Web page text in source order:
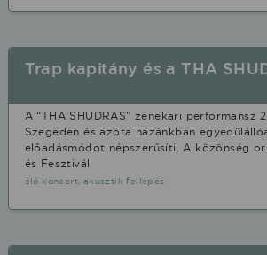
Trap kapitány és a THA
A “THA SHUDRAS” zenekari performansz
Szegeden és azóta hazánkban
előadásmódot népszerűsíti. A közönség
és Fesztivál
élő koncert, akusztik fellépés